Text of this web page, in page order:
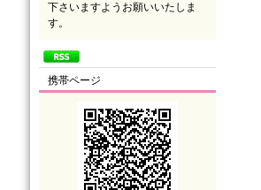
下さいますようお願いいたしま
す。
携帯ページ